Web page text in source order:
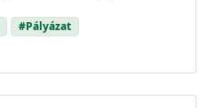
#Pályázat